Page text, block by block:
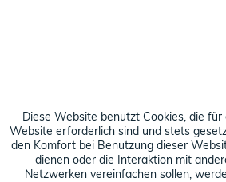
Diese Website benutzt Cookies, die
Website erforderlich sind und stets
den Komfort bei Benutzung dieser
dienen oder die Interaktion mit
Netzwerken vereinfachen sollen,